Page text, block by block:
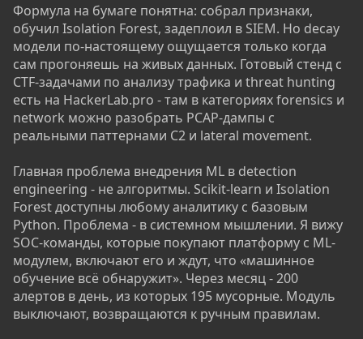
Формула на бумаге понятна: собрал признаки,
обучил Isolation Forest, задеплоил в SIEM. Но decay
модели по-настоящему ощущается только когда
сам прогоняешь на живых данных. Готовый стенд с
CTF-задачами по анализу трафика и threat hunting
есть на HackerLab.pro - там в категориях forensics и
network можно разобрать PCAP-дампы с
реальными паттернами C2 и lateral movement.
Главная проблема внедрения ML в detection
engineering - не алгоритмы. Scikit-learn и Isolation
Forest доступны любому аналитику с базовым
Python. Проблема - в системном мышлении. Я вижу
SOC-команды, которые покупают платформу с ML-
модулем, включают его и ждут, что «машинное
обучение всё обнаружит». Через месяц - 200
алертов в день, из которых 195 мусорные. Модуль
выключают, возвращаются к ручным правилам.